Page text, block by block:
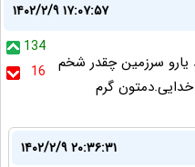
۱۴۰۲/۲/۹ ۱۷:۰۷:۵۷
134
16
کمباین 7میلیارد یارو سرزمین چقدر شخم
گرم
۱۴۰۲/۲/۹ ۲۰:۳۶:۳۱